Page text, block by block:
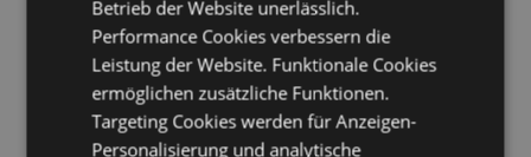
Produktattribute
Information
Höhe 11.5cm Breite 18cm Tiefe 3.5cm
5055071513879
144
Betrieb der Website unerlässlich.
Performance Cookies verbessern die
Leistung der Website. Funktionale Cookies
ermöglichen zusätzliche Funktionen.
Targeting Cookies werden für Anzeigen-
Personalisierung und analytische